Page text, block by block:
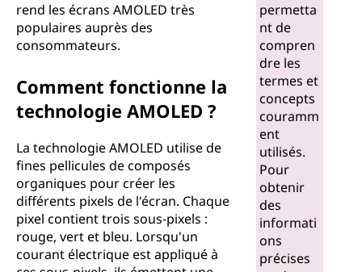
rend les écrans AMOLED très
populaires auprès des
consommateurs.
Comment fonctionne la
technologie AMOLED ?
La technologie AMOLED utilise de
fines pellicules de composés
organiques pour créer les
différents pixels de l'écran. Chaque
pixel contient trois sous-pixels :
rouge, vert et bleu. Lorsqu'un
courant électrique est appliqué à
permetta
nt de
compren
dre les
termes et
concepts
couramm
ent
utilisés.
Pour
obtenir
des
informati
ons
précises